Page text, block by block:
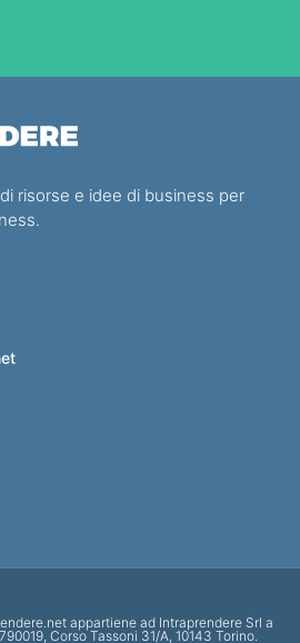
risorse e idee di business per
appartiene ad Intraprendere Srl a
Corso Tassoni 31/A, 10143 Torino.